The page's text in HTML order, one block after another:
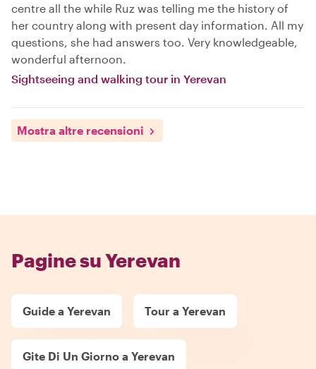
centre all the while Ruz was telling me the history of
her country along with present day information. All my
questions, she had answers too. Very knowledgeable,
wonderful afternoon.
Sightseeing and walking tour in Yerevan
Mostra altre recensioni
Pagine su Yerevan
Guide a Yerevan Tour a Yerevan
Gite Di Un Giorno a Yerevan